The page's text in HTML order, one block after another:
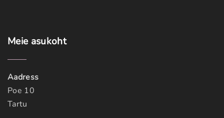
Meie asukoht
Aadress
Poe 10
Tartu